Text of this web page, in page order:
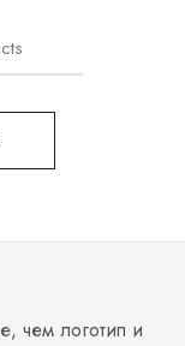
чем логотип и